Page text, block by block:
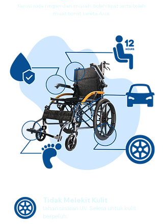
Kerusi roda ringan dan murah, boleh lipat serta boleh
muat bonet kereta Axia.
Tidak Melekit Kulit
tahan sinaran UV. Selesa untuk kulit
berpeluh.